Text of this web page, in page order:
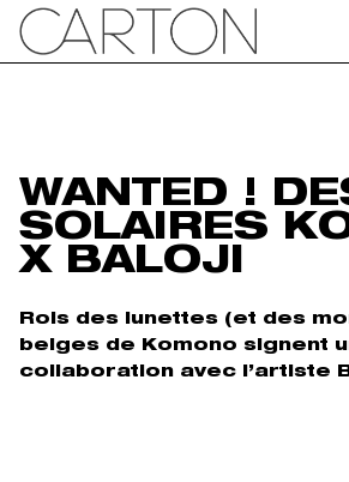
WANTED !
SOLAIRES
X BALOJI
Rois des lunettes (et des
belges de Komono signent
collaboration avec l’artiste